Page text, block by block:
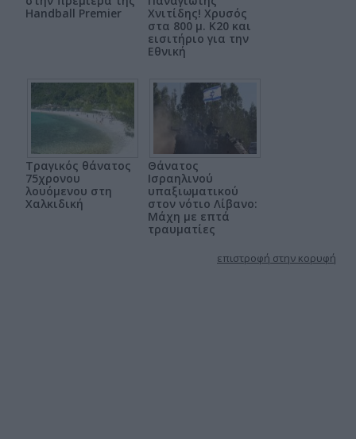
Handball Premier
Χνιτίδης! Χρυσός
στα 800 μ. Κ20 και
εισιτήριο για την
Εθνική
Τραγικός θάνατος
75χρονου
λουόμενου στη
Χαλκιδική
Θάνατος
Ισραηλινού
υπαξιωματικού
στον νότιο Λίβανο:
Μάχη με επτά
τραυματίες
επιστροφή στην κορυφή